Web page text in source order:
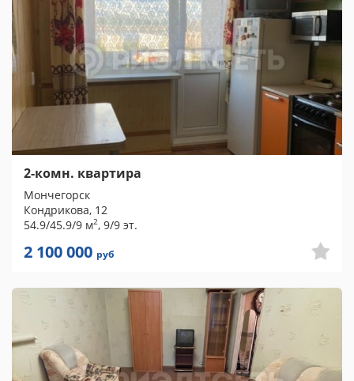
2-комн. квартира
Мончегорск
Кондрикова, 12
54.9/45.9/9 м2, 9/9 эт.
2 100 000 руб